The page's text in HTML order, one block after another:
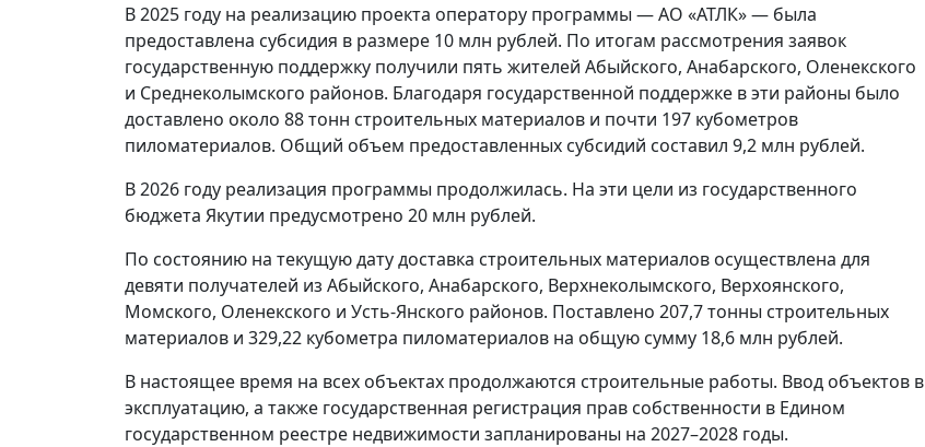
В 2025 году на реализацию проекта оператору программы — АО «АТЛК» — была
предоставлена субсидия в размере 10 млн рублей. По итогам рассмотрения заявок
государственную поддержку получили пять жителей Абыйского, Анабарского, Оленекского
и Среднеколымского районов. Благодаря государственной поддержке в эти районы было
доставлено около 88 тонн строительных материалов и почти 197 кубометров
пиломатериалов. Общий объем предоставленных субсидий составил 9,2 млн рублей.
В 2026 году реализация программы продолжилась. На эти цели из государственного
бюджета Якутии предусмотрено 20 млн рублей.
По состоянию на текущую дату доставка строительных материалов осуществлена для
девяти получателей из Абыйского, Анабарского, Верхнеколымского, Верхоянского,
Момского, Оленекского и Усть-Янского районов. Поставлено 207,7 тонны строительных
материалов и 329,22 кубометра пиломатериалов на общую сумму 18,6 млн рублей.
В настоящее время на всех объектах продолжаются строительные работы. Ввод объектов в
эксплуатацию, а также государственная регистрация прав собственности в Едином
государственном реестре недвижимости запланированы на 2027–2028 годы.